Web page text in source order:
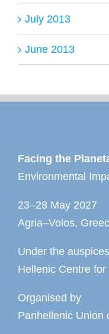
July 2013
June 2013
Facing the
Environmental
23–28 May 2027
Agria–Volos,
Under the
Hellenic Centre
Organised by
Panhellenic Union